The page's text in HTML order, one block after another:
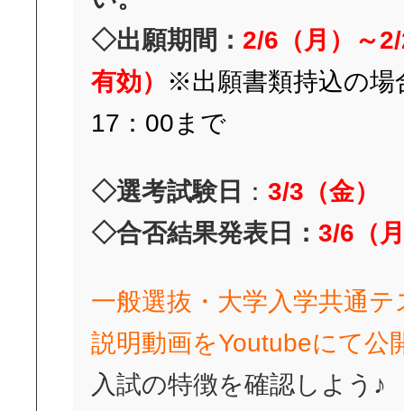
◇出願期間： 2/6 （月）～
有効）
※出願書類持込の場
17：00まで
◇選考試験日 ： 3/3（金）
◇合否結果発表日： 3/6 （
一般選抜・大学入学共通
説明動画をYoutubeにて公
入試の特徴を確認しよう♪